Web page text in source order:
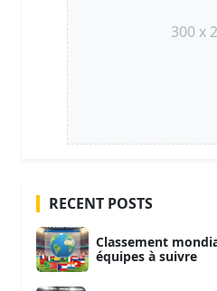
300 x
RECENT POSTS
Classement
équipes à suivre